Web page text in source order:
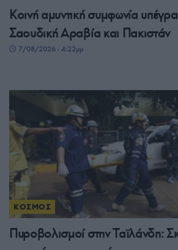
Κοινή αμυντική συμφωνία
Σαουδική Αραβία και Πακιστάν
7/08/2026 - 4:22μμ
ΚΟΣΜΟΣ
Πυροβολισμοί στην Ταϊλάνδη: